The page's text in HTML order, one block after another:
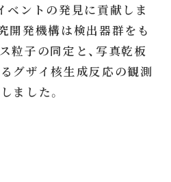
ベントの発見に貢献しま
開発機構は検出器群をも
粒子の同定と、写真乾板
グザイ核生成反応の観測
ました。